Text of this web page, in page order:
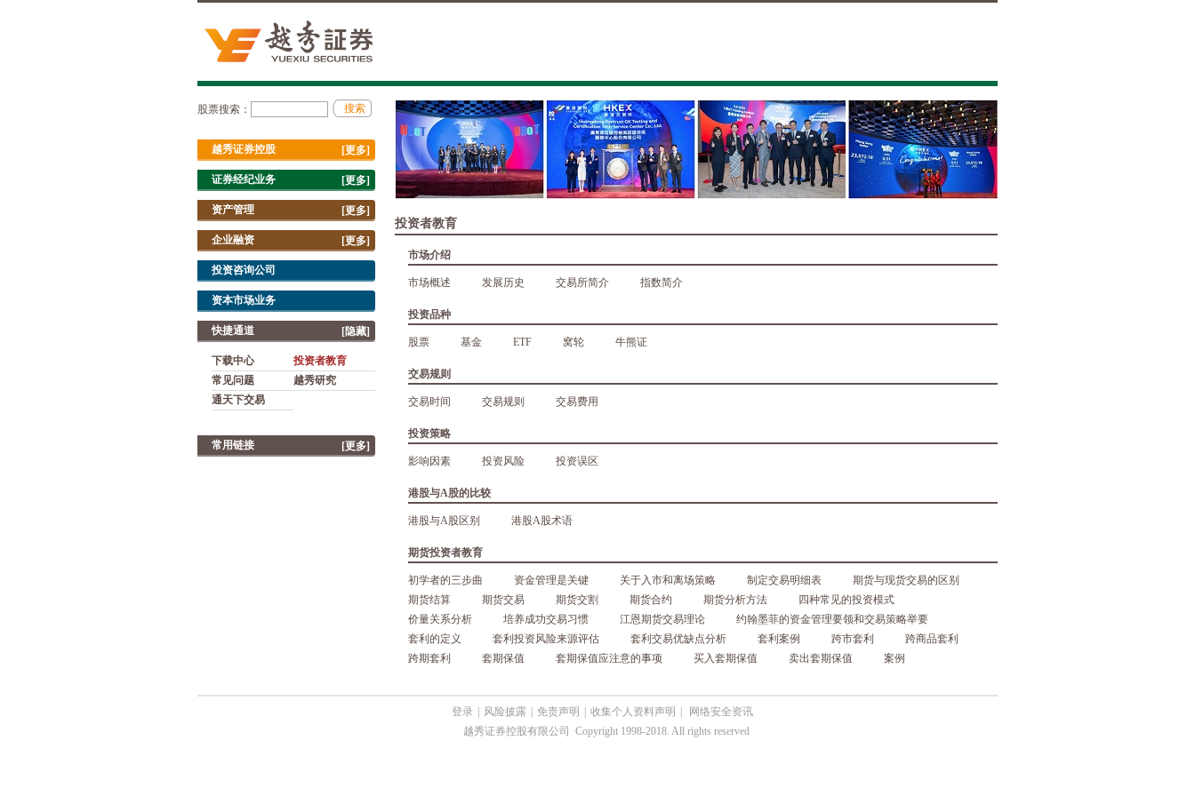
股票搜索：
[更多]
越秀证券控股
[更多]
证券经纪业务
[更多]
资产管理
[更多]
企业融资
投资咨询公司
资本市场业务
[隐藏]
快捷通道
下载中心
投资者教育
常见问题
越秀研究
通天下交易
[更多]
常用链接
投资者教育
市场介绍
市场概述 发展历史 交易所简介 指数简介
投资品种
股票 基金 ETF 窝轮 牛熊证
交易规则
交易时间 交易规则 交易费用
投资策略
影响因素 投资风险 投资误区
港股与A股的比较
港股与A股区别 港股A股术语
期货投资者教育
初学者的三步曲 资金管理是关键 关于入市和离场策略 制定交易明细表
期货与现货交易的区别
期货结算
期货交易 期货交割 期货合约 期货分析方法
四种常见的投资模式
价量关系分析
培养成功交易习惯 江恩期货交易理论
约翰墨菲的资金管理要领和交易策略举要
套利的定义
套利投资风险来源评估 套利交易优缺点分析 套利案例 跨市套利
跨商品套利
跨期套利
套期保值 套期保值应注意的事项 买入套期保值 卖出套期保值 案例
登录 风险披露 免责声明 收集个人资料声明
网络安全资讯
越秀证券控股有限公司 Copyright 1998-2018. All rights reserved